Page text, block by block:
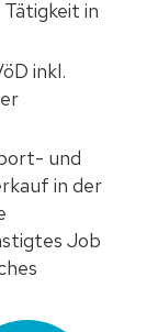
in
inkl.
und
in der
Job